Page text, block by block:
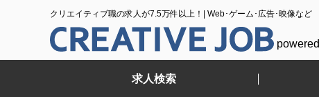
クリエイティブ職の求人が7.5万件以上！| Web･ゲーム･広告･映像など
求人検索